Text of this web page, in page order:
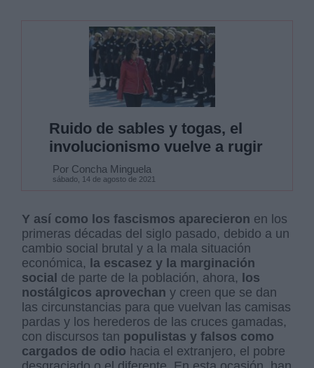
Ruido de sables y togas, el
involucionismo vuelve a rugir
Por Concha Minguela
sábado, 14 de agosto de 2021
Y así como los fascismos aparecieron en los
primeras décadas del siglo pasado, debido a un
cambio social brutal y a la mala situación
económica, la escasez y la marginación
social de parte de la población, ahora, los
nostálgicos aprovechan y creen que se dan
las circunstancias para que vuelvan las camisas
pardas y los herederos de las cruces gamadas,
con discursos tan populistas y falsos como
cargados de odio hacia el extranjero, el pobre